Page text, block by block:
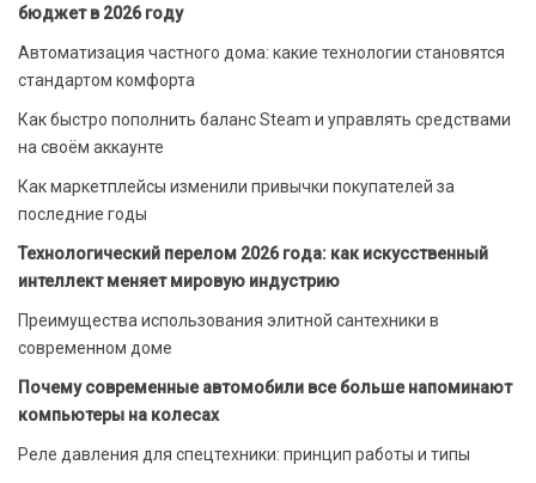
бюджет в 2026 году
Автоматизация частного дома: какие технологии становятся
стандартом комфорта
Как быстро пополнить баланс Steam и управлять средствами
на своём аккаунте
Как маркетплейсы изменили привычки покупателей за
последние годы
Технологический перелом 2026 года: как искусственный
интеллект меняет мировую индустрию
Преимущества использования элитной сантехники в
современном доме
Почему современные автомобили все больше напоминают
компьютеры на колесах
Реле давления для спецтехники: принцип работы и типы